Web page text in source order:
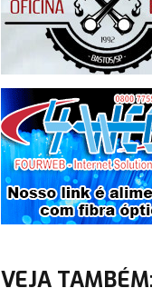
VEJA